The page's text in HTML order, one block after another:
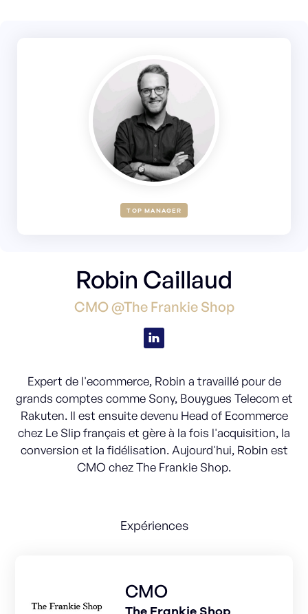
TOP MANAGER
Robin Caillaud
CMO @The Frankie Shop
Expert de l'ecommerce, Robin a travaillé pour de
grands comptes comme Sony, Bouygues Telecom et
Rakuten. Il est ensuite devenu Head of Ecommerce
chez Le Slip français et gère à la fois l'acquisition, la
conversion et la fidélisation. Aujourd'hui, Robin est
CMO chez The Frankie Shop.
Expériences
CMO